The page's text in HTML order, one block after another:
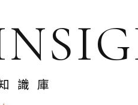
識庫